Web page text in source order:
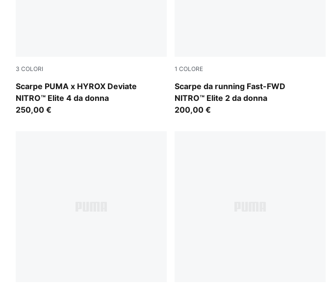
3 COLORI
Scarpe PUMA x HYROX Deviate
NITRO™ Elite 4 da donna
PUMA Black-Vibrant Yellow
250,00 €
1 COLORE
Scarpe da running Fast-FWD
NITRO™ Elite 2 da donna
Light Lavender-Ultra Red
200,00 €